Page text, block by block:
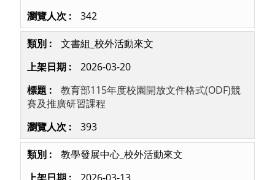
342
文書組_校外活動來文
2026-03-20
教育部115年度校園開放文件格式(ODF)競
賽及推廣研習課程
393
教學發展中心_校外活動來文